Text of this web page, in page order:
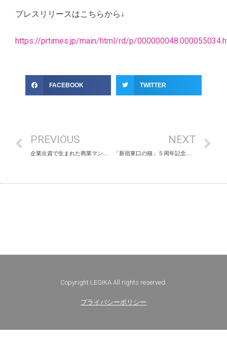
プレスリリースはこちらから↓
https://prtimes.jp/main/html/rd/p/
FACEBOOK TWITTER
PREVIOUS NEXT
「新宿東口の猫」５周年記念漫画化プロジェクト始動 レジカスタジオが漫画制作を担当
Copyright LEGIKA All rights reserved.
プライバシーポリシー